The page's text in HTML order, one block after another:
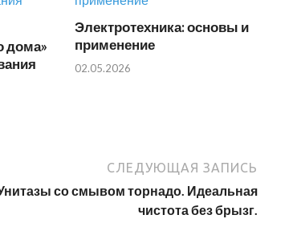
дома»
Электротехника: основы и
применение
02.05.2026
СЛЕДУЮЩАЯ ЗАПИСЬ
со смывом торнадо. Идеальная
чистота без брызг.